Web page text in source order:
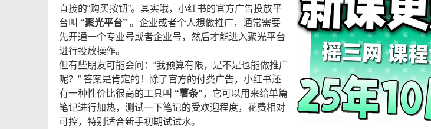
直接的“购买按钮”。其实哦，小红书的官方广告投放平
台叫 “聚光平台” ​ 。企业或者个人想做推广，通常需要
先开通一个专业号或者企业号，然后才能进入聚光平台
进行投放操作。
但有些朋友可能会问：“我预算有限，是不是也能做推广
呢？” 答案是肯定的！除了官方的付费广告，小红书还
有一种性价比很高的工具叫 “薯条”，它可以用来给单篇
笔记进行加热，测试一下笔记的受欢迎程度，花费相对
可控，特别适合新手初期试试水。